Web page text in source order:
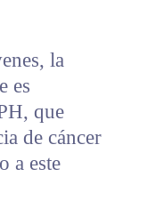
la
es
que
de cáncer
a este